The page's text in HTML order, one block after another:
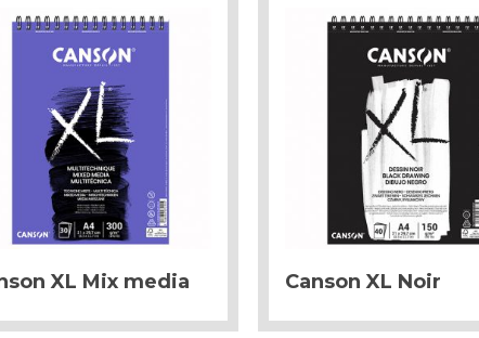
XL Mix media Canson XL Noir